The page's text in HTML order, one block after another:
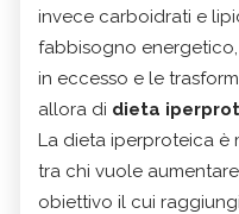
invece carboidrati e
fabbisogno
in eccesso e le
allora di dieta
La dieta iperproteica è
tra chi vuole
obiettivo il cui